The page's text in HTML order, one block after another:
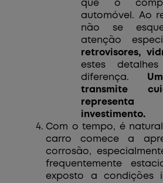
que o
automóvel. Ao
não se
atenção
retrovisores,
estes
diferença.
transmite
investimento.
Com o tempo, é
carro comece a
corrosão,
frequentemente
exposto a condições